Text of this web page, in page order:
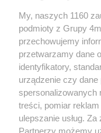
Redakcja
My, naszych 1160
podmioty z Grupy
przechowujemy
przetwarzamy dane
identyfikatory,
urządzenie czy dane
spersonalizowanych
treści, pomiar
ulepszanie usług.
Partnerzy możemy